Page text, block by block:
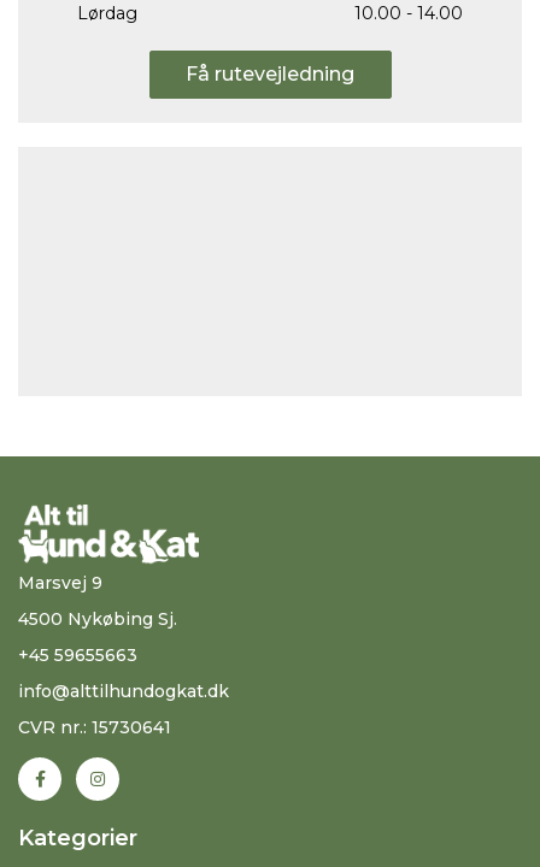
Lørdag
10.00 - 14.00
Få rutevejledning
Marsvej 9
4500 Nykøbing Sj.
+45 59655663
info@alttilhundogkat.dk
CVR nr.: 15730641
Kategorier